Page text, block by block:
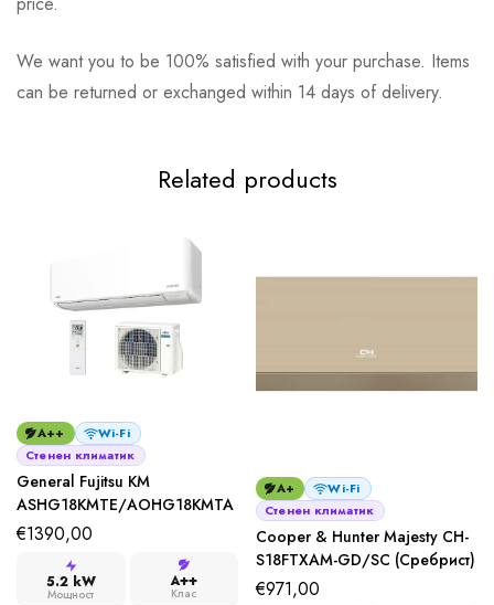
We want you to be 100% satisfied with your purchase. Items
can be returned or exchanged within 14 days of delivery.
Related products
A++
Wi-Fi
Стенен климатик
General Fujitsu KM
ASHG18KMTЕ/AOHG18KMTA
€1390,00
5.2 kW
Мощност
A++
Клас
A+
Wi-Fi
Стенен климатик
Cooper & Hunter Majesty CH-
S18FTXAM-GD/SC (Сребрист)
€971,00